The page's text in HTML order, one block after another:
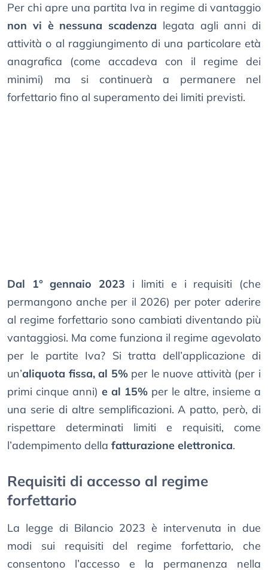
Per chi apre una partita Iva in regime di vantaggio
non vi è nessuna scadenza legata agli anni di
attività o al raggiungimento di una particolare età
anagrafica (come accadeva con il regime dei
minimi) ma si continuerà a permanere nel
forfettario fino al superamento dei limiti previsti.
Dal 1° gennaio 2023 i limiti e i requisiti (che
permangono anche per il 2026) per poter aderire
al regime forfettario sono cambiati diventando più
vantaggiosi. Ma come funziona il regime agevolato
per le partite Iva? Si tratta dell’applicazione di
un’aliquota fissa, al 5%per le nuove attività (per i
primi cinque anni) e al 15% per le altre, insieme a
una serie di altre semplificazioni. A patto, però, di
rispettare determinati limiti e requisiti, come
l’adempimento della fatturazione elettronica.
Requisiti di accesso al regime
forfettario
La legge di Bilancio 2023 è intervenuta in due
modi sui requisiti del regime forfettario, che
consentono l’accesso e la permanenza nella